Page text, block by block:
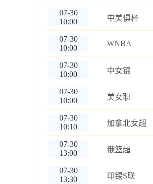
07-30
10:00
中美俱杯
07-30
10:00
WNBA
07-30
10:00
中女锦
07-30
10:00
美女职
07-30
10:10
加拿北女超
07-30
13:00
俄篮超
07-30
13:30
印锡S联